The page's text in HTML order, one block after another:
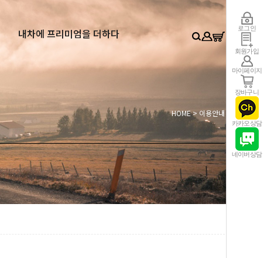
내차에 프리미엄을 더하다 로그인
회원가입
마이페이지
장바구니
카카오상담
네이버상담
HOME> 이용안내